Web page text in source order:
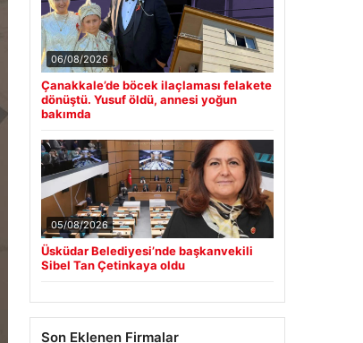
06/08/2026
Çanakkale’de böcek ilaçlaması felakete
dönüştü. Yusuf öldü, annesi yoğun
bakımda
05/08/2026
Üsküdar Belediyesi’nde başkanvekili
Sibel Tan Çetinkaya oldu
Son Eklenen Firmalar